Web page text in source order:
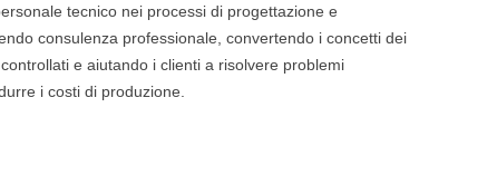
tecnico nei processi di progettazione e
consulenza professionale, convertendo i concetti dei
e aiutando i clienti a risolvere problemi
i costi di produzione.